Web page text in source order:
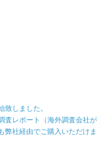
しました。
査レポート（海外調査会社が
弊社経由でご購入いただけま